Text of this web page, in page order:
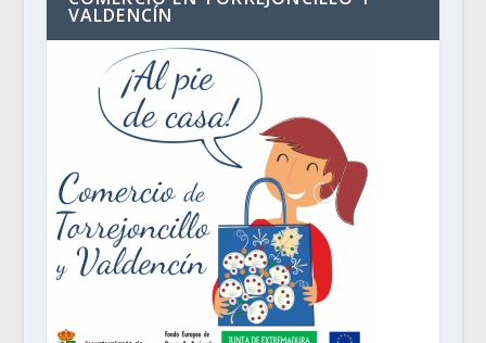
VALDENCÍN